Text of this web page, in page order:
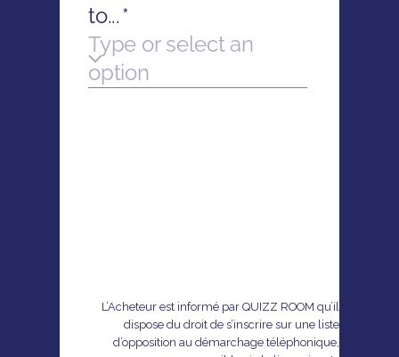
L’Acheteur est informé par QUIZZ ROOM qu’il
dispose du droit de s’inscrire sur une liste
d’opposition au démarchage téléphonique,